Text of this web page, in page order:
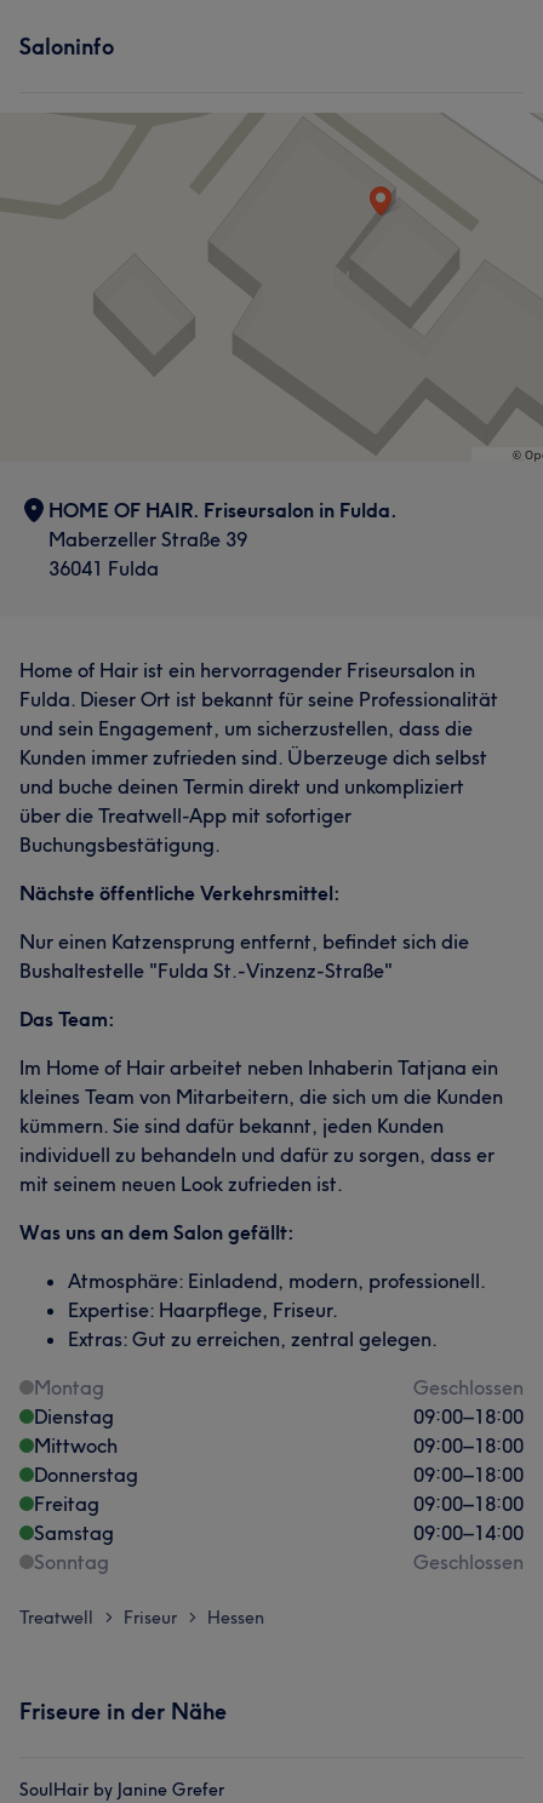
Freundlich 5
Saloninfo
HOME OF HAIR. Friseursalon in Fulda.
Maberzeller Straße 39
36041 Fulda
Home of Hair ist ein hervorragender Friseursalon in
Fulda. Dieser Ort ist bekannt für seine Professionalität
und sein Engagement, um sicherzustellen, dass die
Kunden immer zufrieden sind. Überzeuge dich selbst
und buche deinen Termin direkt und unkompliziert
über die Treatwell-App mit sofortiger
Buchungsbestätigung.
Nächste öffentliche Verkehrsmittel:
Nur einen Katzensprung entfernt, befindet sich die
Bushaltestelle "Fulda St.-Vinzenz-Straße"
Das Team:
Im Home of Hair arbeitet neben Inhaberin Tatjana ein
kleines Team von Mitarbeitern, die sich um die Kunden
kümmern. Sie sind dafür bekannt, jeden Kunden
individuell zu behandeln und dafür zu sorgen, dass er
mit seinem neuen Look zufrieden ist.
Was uns an dem Salon gefällt:
Atmosphäre: Einladend, modern, professionell.
Expertise: Haarpflege, Friseur.
Extras: Gut zu erreichen, zentral gelegen.
Montag
Geschlossen
Dienstag
09:00–18:00
Mittwoch
09:00–18:00
Donnerstag
09:00–18:00
Freitag
09:00–18:00
Samstag
09:00–14:00
Sonntag
Geschlossen
Treatwell > Friseur > Hessen
Friseure in der Nähe
SoulHair by Janine Grefer